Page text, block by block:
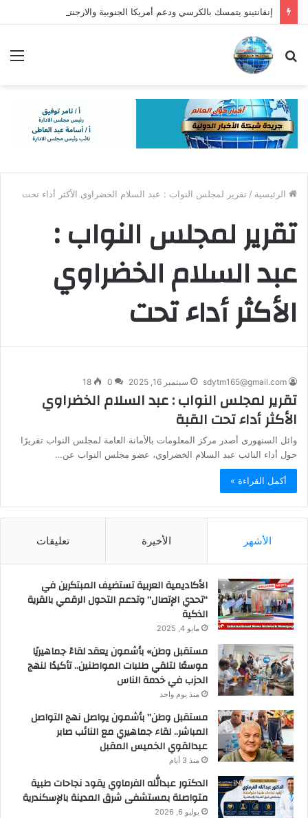
بحث
الرئيسية / تقرير لمجلس النواب : عبد السلام الخضراوي الأكثر أداء تحت
تقرير لمجلس النواب :
عبد السلام الخضراوي
الأكثر أداء تحت
sdytm165@gmail.com سبتمبر 16, 2025 0
18
تقرير لمجلس النواب : عبد السلام الخضراوي
الأكثر أداء تحت القبة
وائل السنهورى أصدر مركز المعلومات بالأمانة العامة لمجلس النواب تقريرًا
حول أداء النائب عبد السلام الخضراوي، عضو مجلس النواب عن…
أكمل القراءة »
الأشهر الأخيرة تعليقات
الأكاديمية العربية تستضيف المبتكرين في
“تحدي الإتصال” وتدعم التحول الرقمي بالقرية
الذكية
مايو 4, 2025
مستقبل وطن» بأشمون يعقد لقاءً جماهيريًا
موسعًا لتلقي طلبات المواطنين.. تأكيدًا لنهج
الحزب في خدمة الناس
منذ يوم واحد
مستقبل وطن” بأشمون يواصل نهج التواصل
المباشر.. لقاء جماهيري مع النائب صابر
عبدالقوي الخميس المقبل
منذ 3 أيام
الدكتور عبدالله الفرماوي يقود نجاحات طبية
متواصلة بمستشفى شرق المدينة بالإسكندرية
يوليو 6, 2026